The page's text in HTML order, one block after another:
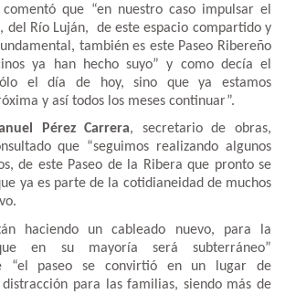
que “en nuestro caso impulsar el
del Río Luján, de este espacio compartido y
también es este Paseo Ribereño
ya han hecho suyo” y como decía el
el día de hoy, sino que ya estamos
y así todos los meses continuar”.
Pérez Carrera, secretario de obras,
que “seguimos realizando algunos
de este Paseo de la Ribera que pronto se
ya es parte de la cotidianeidad de muchos
haciendo un cableado nuevo, para la
en su mayoría será subterráneo”
“el paseo se convirtió en un lugar de
para las familias, siendo más de